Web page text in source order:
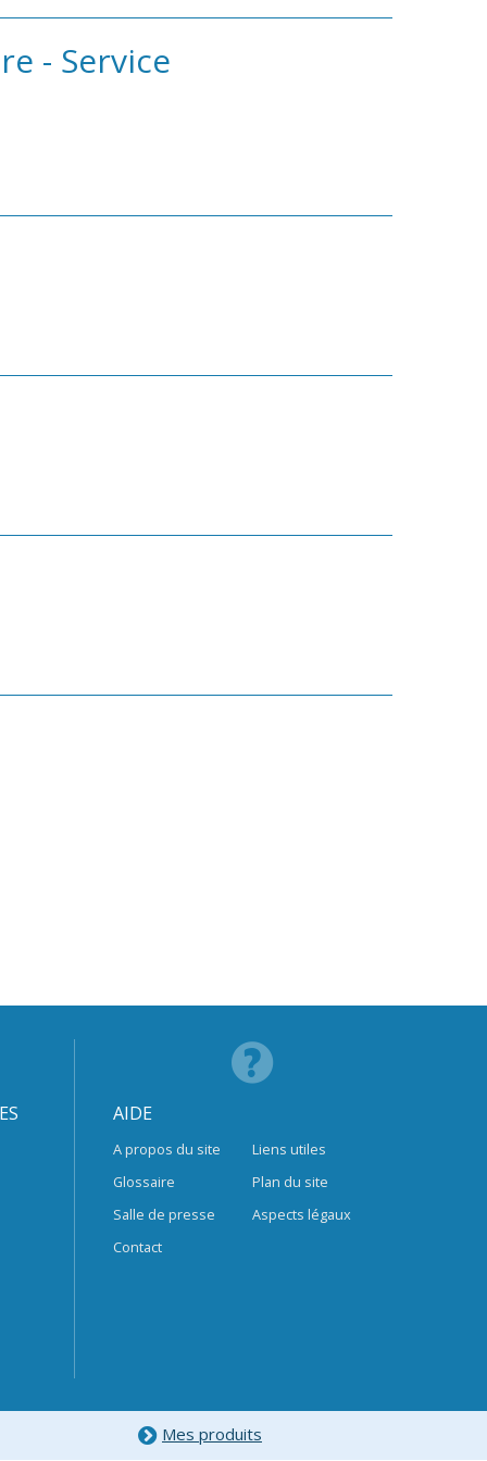
- Service
AIDE
A propos du site
Glossaire
Salle de presse
Contact
Liens utiles
Plan du site
Aspects légaux
Mes produits